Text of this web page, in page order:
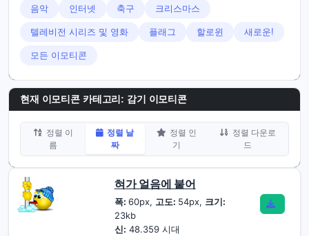
음악 인터넷 축구 크리스마스
텔레비전 시리즈 및 영화 플래그 할로윈 새로운!
모든 이모티콘
현재 이모티콘 카테고리: 감기 이모티콘
정렬 이
름
정렬 날
짜
정렬 인
기
정렬 다운로
드
혀가 얼음에 붙어
폭: 60px, 고도: 54px, 크기:
23kb
신: 48.359 시대